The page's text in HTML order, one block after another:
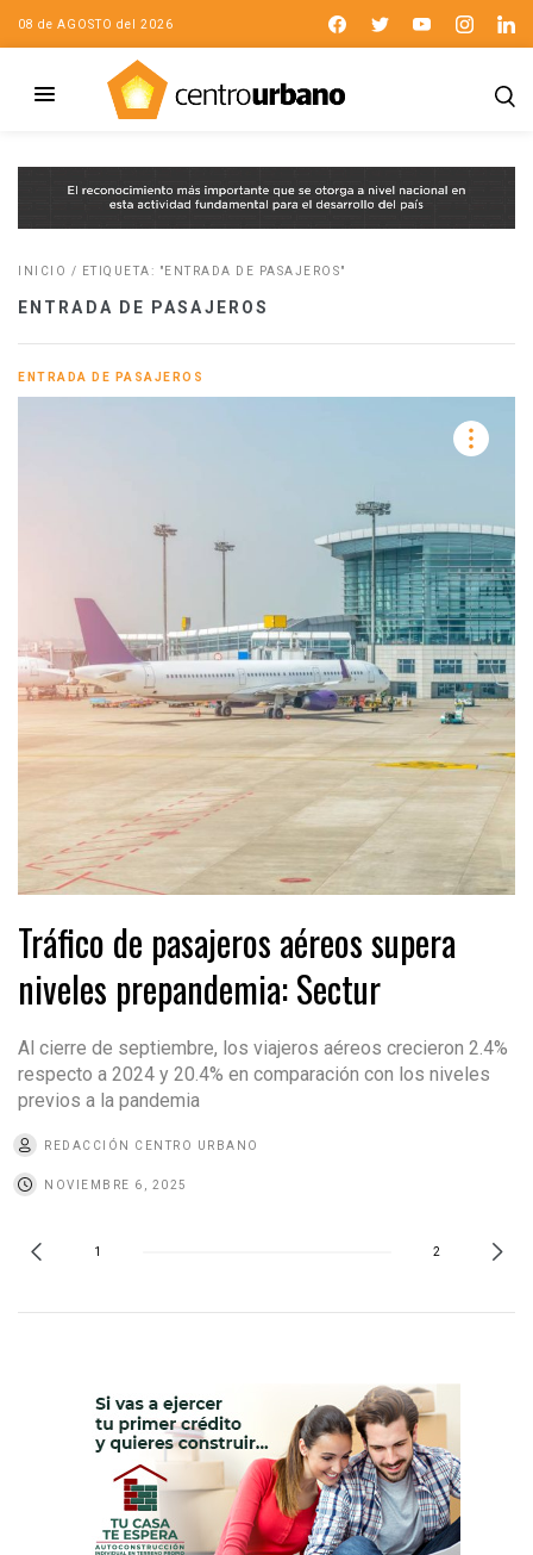
08 de AGOSTO del 2026
INICIO / ETIQUETA: "ENTRADA DE PASAJEROS"
ENTRADA DE PASAJEROS
ENTRADA DE PASAJEROS
Tráfico de pasajeros aéreos supera
niveles prepandemia: Sectur
Al cierre de septiembre, los viajeros aéreos crecieron 2.4%
respecto a 2024 y 20.4% en comparación con los niveles
previos a la pandemia
REDACCIÓN CENTRO URBANO
NOVIEMBRE 6, 2025
1 2